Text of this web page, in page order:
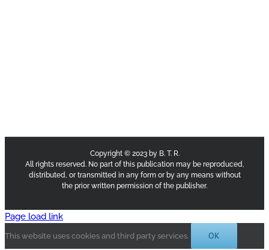
Copyright © 2023 by B. T. R.
All rights reserved. No part of this publication may be reproduced,
distributed, or transmitted in any form or by any means without
the prior written permission of the publisher.
Page load link
This website uses cookies and third party services. OK